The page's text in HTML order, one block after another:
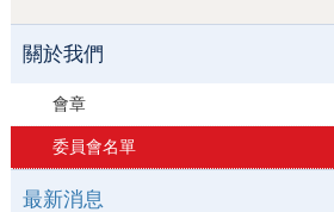
關於我們
會章
委員會名單
最新消息